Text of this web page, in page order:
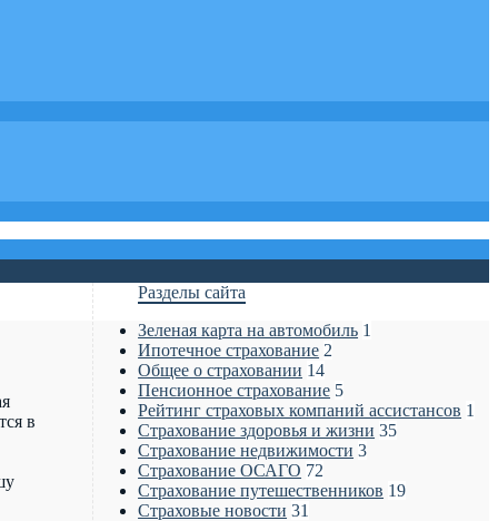
в
Разделы сайта
Зеленая карта на автомобиль 1
Ипотечное страхование 2
Общее о страховании 14
Пенсионное страхование 5
Рейтинг страховых компаний ассистансов 1
Страхование здоровья и жизни 35
Страхование недвижимости 3
Страхование ОСАГО 72
Страхование путешественников 19
Страховые новости 31